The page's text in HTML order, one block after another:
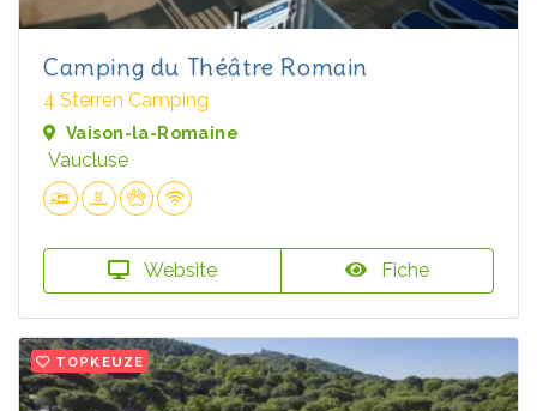
Camping du Théâtre Romain
4 Sterren Camping
Vaison-la-Romaine
Vaucluse
Website Fiche
TOPKEUZE